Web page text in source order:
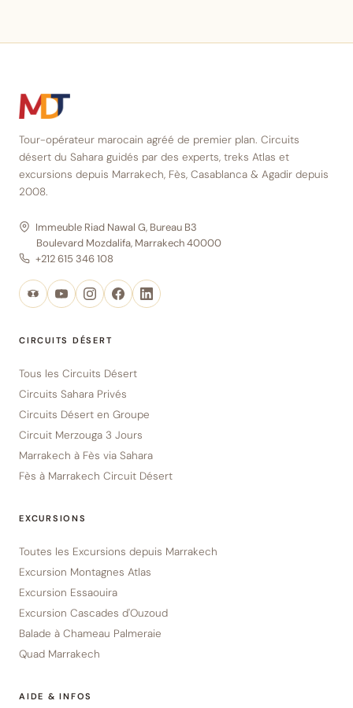
Tour-opérateur marocain agréé de premier plan. Circuits
désert du Sahara guidés par des experts, treks Atlas et
excursions depuis Marrakech, Fès, Casablanca & Agadir depuis
2008.
Immeuble Riad Nawal G, Bureau B3
Boulevard Mozdalifa, Marrakech 40000
+212 615 346 108
CIRCUITS DÉSERT
Tous les Circuits Désert
Circuits Sahara Privés
Circuits Désert en Groupe
Circuit Merzouga 3 Jours
Marrakech à Fès via Sahara
Fès à Marrakech Circuit Désert
EXCURSIONS
Toutes les Excursions depuis Marrakech
Excursion Montagnes Atlas
Excursion Essaouira
Excursion Cascades d'Ouzoud
Balade à Chameau Palmeraie
Quad Marrakech
AIDE & INFOS